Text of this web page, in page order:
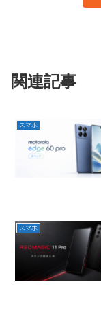
関連記事
スマホ
スマホ